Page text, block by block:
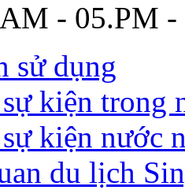
- 05.PM -
sử dụng
kiện trong
kiện nước
du lịch